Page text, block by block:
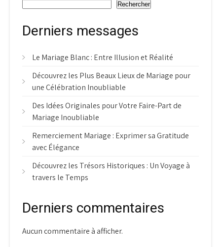
Rechercher
Derniers messages
Le Mariage Blanc : Entre Illusion et Réalité
Découvrez les Plus Beaux Lieux de Mariage pour
une Célébration Inoubliable
Des Idées Originales pour Votre Faire-Part de
Mariage Inoubliable
Remerciement Mariage : Exprimer sa Gratitude
avec Élégance
Découvrez les Trésors Historiques : Un Voyage à
travers le Temps
Derniers commentaires
Aucun commentaire à afficher.